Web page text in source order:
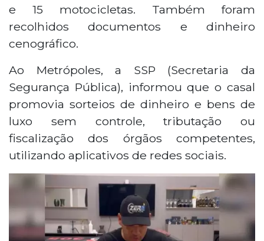
e 15 motocicletas. Também foram
recolhidos documentos e dinheiro
cenográfico.
Ao Metrópoles, a SSP (Secretaria da
Segurança Pública), informou que o casal
promovia sorteios de dinheiro e bens de
luxo sem controle, tributação ou
fiscalização dos órgãos competentes,
utilizando aplicativos de redes sociais.